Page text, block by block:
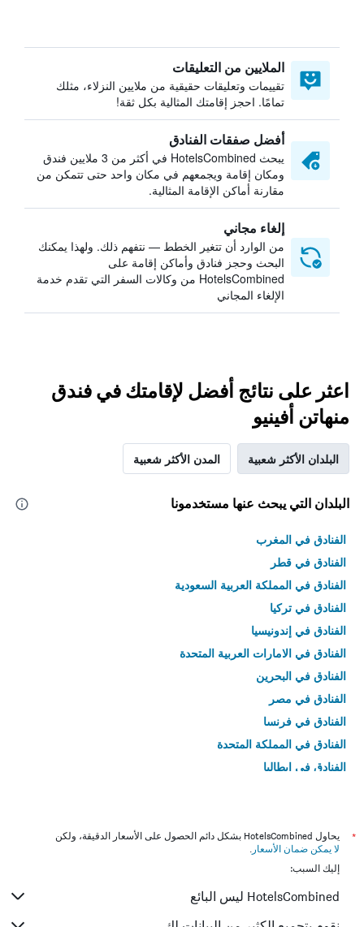
الملايين من التعليقات
تقييمات وتعليقات حقيقية من ملايين النزلاء، مثلك
تمامًا. احجز إقامتك المثالية بكل ثقة!
أفضل صفقات الفنادق
يبحث HotelsCombined في أكثر من 3 ملايين فندق
ومكان إقامة ويجمعهم في مكان واحد حتى تتمكن من
مقارنة أماكن الإقامة المثالية.
إلغاء مجاني
من الوارد أن تتغير الخطط — نتفهم ذلك. ولهذا يمكنك
البحث وحجز فنادق وأماكن إقامة على
HotelsCombined من وكالات السفر التي تقدم خدمة
الإلغاء المجاني
اعثر على نتائج أفضل لإقامتك في فندق
منهاتن أفينيو
البلدان الأكثر شعبية المدن الأكثر شعبية
البلدان التي يبحث عنها مستخدمونا
الفنادق في المغرب
الفنادق في قطر
الفنادق في المملكة العربية السعودية
الفنادق في تركيا
الفنادق في إندونيسيا
الفنادق في الامارات العربية المتحدة
الفنادق في البحرين
الفنادق في مصر
الفنادق في فرنسا
الفنادق في المملكة المتحدة
الفنادق في إيطاليا
*
يحاول HotelsCombined بشكل دائم الحصول على الأسعار الدقيقة، ولكن
لا يمكن ضمان الأسعار .
إليك السبب:
HotelsCombined ليس البائع